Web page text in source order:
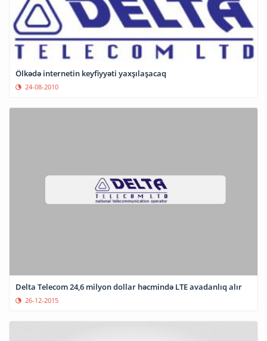
Ölkədə internetin keyfiyyəti yaxşılaşacaq
24-08-2010
Delta Telecom 24,6 milyon dollar həcmində LTE avadanlıq alır
26-12-2015